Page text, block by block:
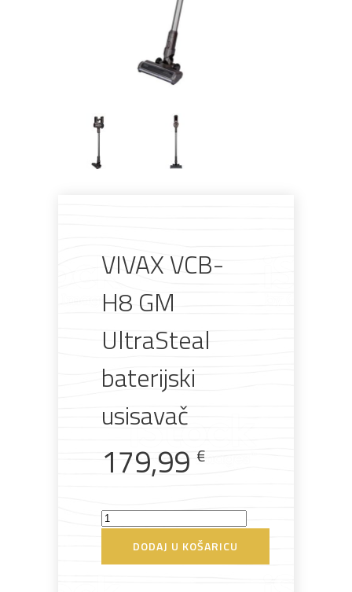
u ponudi
materijali pribor
Boje i Građevinski
VIVAX VCB-
H8 GM
UltraSteal
baterijski
usisavač
179,99 €
VIVAX
DODAJ U KOŠARICU